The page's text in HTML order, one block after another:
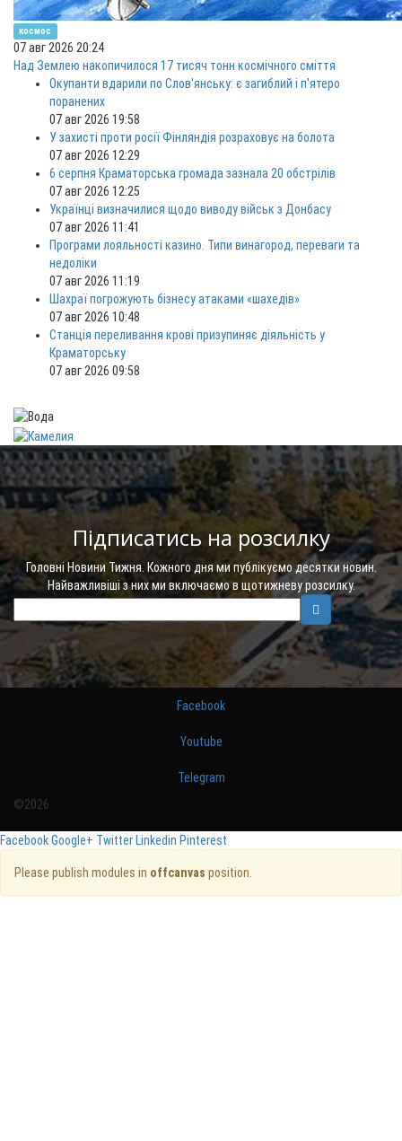
космос
07 авг 2026 20:24
Над Землею накопичилося 17 тисяч тонн космічного сміття
Окупанти вдарили по Слов'янську: є загиблий і п'ятеро
поранених
07 авг 2026 19:58
У захисті проти росії Фінляндія розраховує на болота
07 авг 2026 12:29
6 серпня Краматорська громада зазнала 20 обстрілів
07 авг 2026 12:25
Українці визначилися щодо виводу військ з Донбасу
07 авг 2026 11:41
Програми лояльності казино. Типи винагород, переваги та
недоліки
07 авг 2026 11:19
Шахраї погрожують бізнесу атаками «шахедів»
07 авг 2026 10:48
Станція переливання крові призупиняє діяльність у
Краматорську
07 авг 2026 09:58
Підписатись на розсилку
Головні Новини Тижня. Кожного дня ми публікуємо десятки новин.
Найважливіші з них ми включаємо в щотижневу розсилку.
Facebook
Youtube
Telegram
©2026
FacebookGoogle+ TwitterLinkedin Pinterest
Please publish modules in offcanvas position.